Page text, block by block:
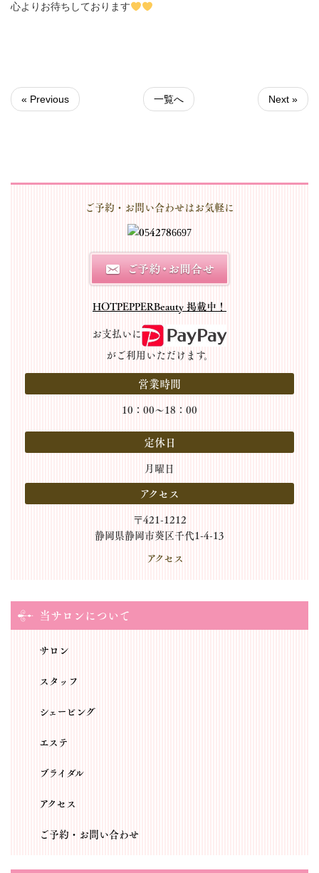
心よりお待ちしております
« Previous 一覧へ Next »
ご予約・お問い合わせはお気軽に
HOTPEPPERBeauty 掲載中！
お支払いに
がご利用いただけます。
営業時間
10：00～18：00
定休日
月曜日
アクセス
〒421-1212
静岡県静岡市葵区千代1-4-13
アクセス
当サロンについて
サロン
スタッフ
シェービング
エステ
ブライダル
アクセス
ご予約・お問い合わせ